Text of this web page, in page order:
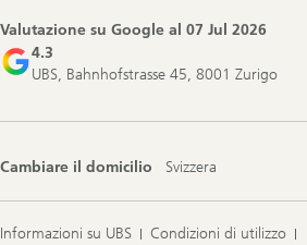
Valutazione su Google al 07 Jul 2026
4.3
UBS, Bahnhofstrasse 45, 8001 Zurigo
Cambiare il domicilio Svizzera
Informazioni su UBS Condizioni di utilizzo